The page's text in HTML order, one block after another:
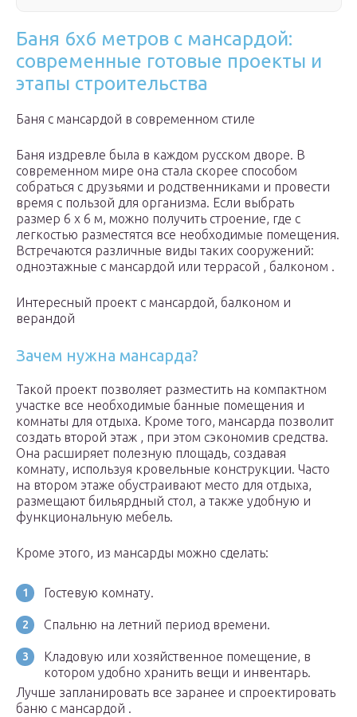
Баня 6х6 метров с мансардой:
современные готовые проекты и
этапы строительства
Баня с мансардой в современном стиле
Баня издревле была в каждом русском дворе. В
современном мире она стала скорее способом
собраться с друзьями и родственниками и провести
время с пользой для организма. Если выбрать
размер 6 х 6 м, можно получить строение, где с
легкостью разместятся все необходимые помещения.
Встречаются различные виды таких сооружений:
одноэтажные с мансардой или террасой , балконом .
Интересный проект с мансардой, балконом и
верандой
Зачем нужна мансарда?
Такой проект позволяет разместить на компактном
участке все необходимые банные помещения и
комнаты для отдыха. Кроме того, мансарда позволит
создать второй этаж , при этом сэкономив средства.
Она расширяет полезную площадь, создавая
комнату, используя кровельные конструкции. Часто
на втором этаже обустраивают место для отдыха,
размещают бильярдный стол, а также удобную и
функциональную мебель.
Кроме этого, из мансарды можно сделать:
Гостевую комнату.
Спальню на летний период времени.
Кладовую или хозяйственное помещение, в
котором удобно хранить вещи и инвентарь.
Лучше запланировать все заранее и спроектировать
баню с мансардой .